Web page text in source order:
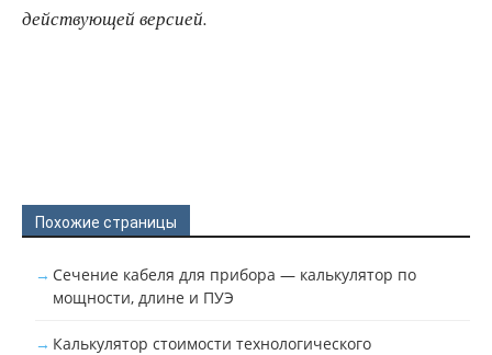
действующей версией.
Похожие страницы
Сечение кабеля для прибора — калькулятор по
мощности, длине и ПУЭ
Калькулятор стоимости технологического